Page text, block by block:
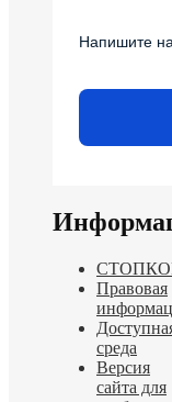
Напишите
Правовая
среда
Версия
сайта для